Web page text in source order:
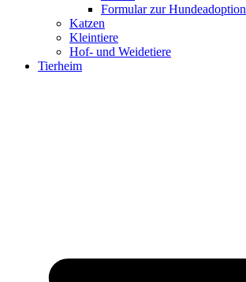
Formular zur Hundeadoption
Katzen
Kleintiere
Hof- und Weidetiere
Tierheim